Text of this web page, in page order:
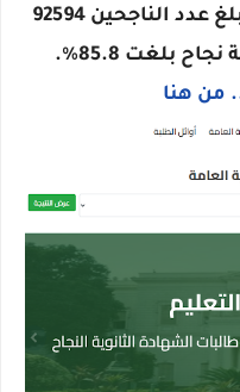
منهم 107947 طالبًا وطالبة، وبلغ عدد الناجحين 92594
بلغت 85.8%.
من هنا